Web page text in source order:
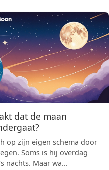
dat de maan
op zijn eigen schema door
Soms is hij overdag
nachts. Maar wa...